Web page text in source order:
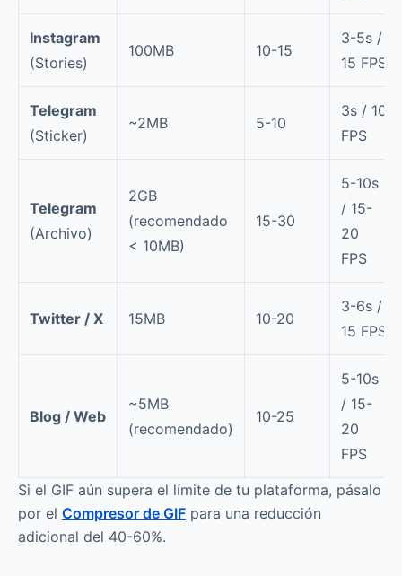
Instagram
(Stories)
100MB 10-15
3-5s /
15 FPS
Telegram
(Sticker)
~2MB 5-10
3s / 10
FPS
Telegram
(Archivo)
2GB
(recomendado
< 10MB)
15-30
5-10s
/ 15-
20
FPS
Twitter / X 15MB 10-20
3-6s /
15 FPS
Blog / Web
~5MB
(recomendado)
10-25
5-10s
/ 15-
20
FPS
Si el GIF aún supera el límite de tu plataforma, pásalo
por el Compresor de GIF para una reducción
adicional del 40-60%.